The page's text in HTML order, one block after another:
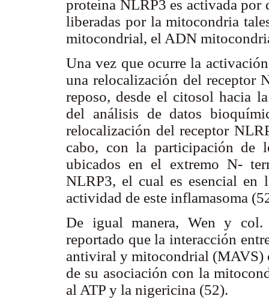
proteína NLRP3 es activada por
liberadas por la mitocondria
mitocondrial, el ADN
Una vez que ocurre la
una relocalización del receptor
reposo, desde el citosol hacia
del análisis de datos
relocalización del receptor
cabo, con la participación de
ubicados en el extremo N-
NLRP3, el cual es esencial en
actividad de este inflamasoma
De igual manera, Wen y col.
reportado que la interacción
antiviral y mitocondrial (MAVS)
de su asociación con la
al ATP y la nigericina (52).